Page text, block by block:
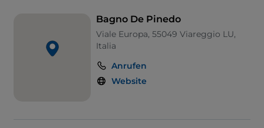
Bagno De Pinedo
Viale Europa, 55049 Viareggio LU,
Italia
Anrufen
Website